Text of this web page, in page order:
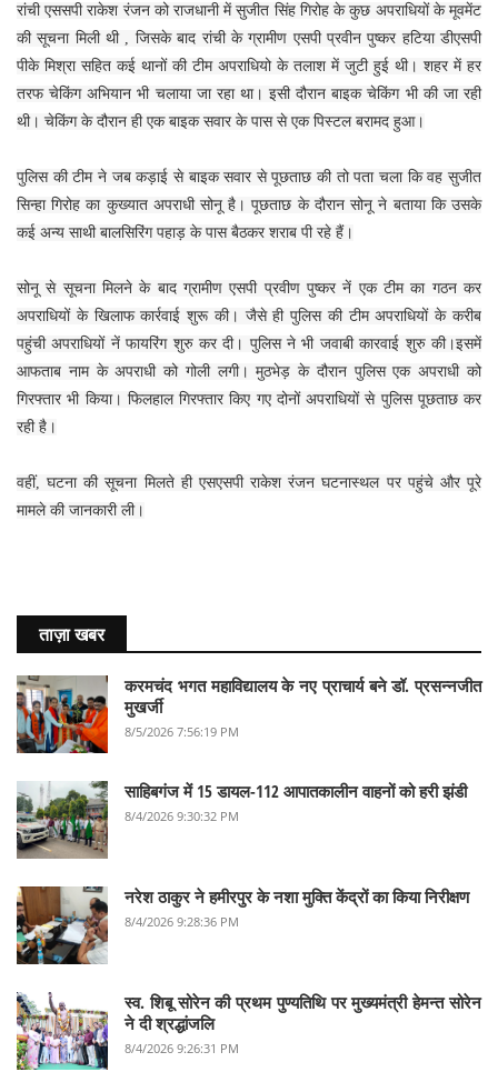
रांची एससपी राकेश रंजन को राजधानी में सुजीत सिंह गिरोह के कुछ अपराधियों के मूवमेंट
की सूचना मिली थी , जिसके बाद रांची के ग्रामीण एसपी प्रवीन पुष्कर हटिया डीएसपी
पीके मिश्रा सहित कई थानों की टीम अपराधियो के तलाश में जुटी हुई थी। शहर में हर
तरफ चेकिंग अभियान भी चलाया जा रहा था। इसी दौरान बाइक चेकिंग भी की जा रही
थी। चेकिंग के दौरान ही एक बाइक सवार के पास से एक पिस्टल बरामद हुआ।
पुलिस की टीम ने जब कड़ाई से बाइक सवार से पूछताछ की तो पता चला कि वह सुजीत
सिन्हा गिरोह का कुख्यात अपराधी सोनू है। पूछताछ के दौरान सोनू ने बताया कि उसके
कई अन्य साथी बालसिरिंग पहाड़ के पास बैठकर शराब पी रहे हैं।
सोनू से सूचना मिलने के बाद ग्रामीण एसपी प्रवीण पुष्कर नें एक टीम का गठन कर
अपराधियों के खिलाफ कार्रवाई शुरू की। जैसे ही पुलिस की टीम अपराधियों के करीब
पहुंची अपराधियों नें फायरिंग शुरु कर दी। पुलिस ने भी जवाबी कारवाई शुरु की।इसमें
आफताब नाम के अपराधी को गोली लगी। मुठभेड़ के दौरान पुलिस एक अपराधी को
गिरफ्तार भी किया। फिलहाल गिरफ्तार किए गए दोनों अपराधियों से पुलिस पूछताछ कर
रही है।
वहीं, घटना की सूचना मिलते ही एसएसपी राकेश रंजन घटनास्थल पर पहुंचे और पूरे
मामले की जानकारी ली।
ताज़ा खबर
करमचंद भगत महाविद्यालय के नए प्राचार्य बने डॉ. प्रसन्नजीत
मुखर्जी
8/5/2026 7:56:19 PM
साहिबगंज में 15 डायल-112 आपातकालीन वाहनों को हरी झंडी
8/4/2026 9:30:32 PM
नरेश ठाकुर ने हमीरपुर के नशा मुक्ति केंद्रों का किया निरीक्षण
8/4/2026 9:28:36 PM
स्व. शिबू सोरेन की प्रथम पुण्यतिथि पर मुख्यमंत्री हेमन्त सोरेन
ने दी श्रद्धांजलि
8/4/2026 9:26:31 PM